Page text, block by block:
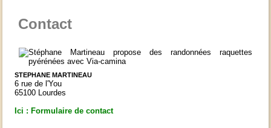
Contact
STEPHANE MARTINEAU
6 rue de l'You
65100 Lourdes
Ici : Formulaire de contact